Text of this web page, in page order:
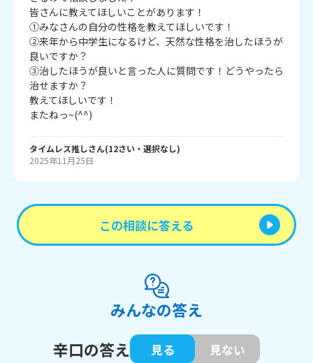
皆さんに教えてほしいことがあります！
①みなさんの自分の性格を教えてほしいです！
②来年から中学生になるけど、天然な性格を治したほうが
良いですか？
③治したほうが良いと言った人に質問です！どうやったら
治せますか？
教えてほしいです！
またねっ~(^^)
タイムレス推しさん(12さい・ 選択なし)
2025年11月25日
この相談に答える
みんなの答え
辛口の答え
見る 見ない